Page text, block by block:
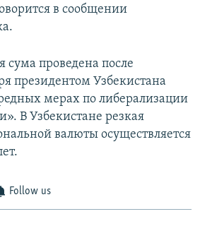
в сообщении
сума проведена после
президентом Узбекистана
мерах по либерализации
В Узбекистане резкая
валюты осуществляется
Follow us